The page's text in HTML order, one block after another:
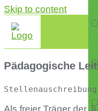
Skip to content
Pädagogische
Stellenauschreibung
Als freier Träger der